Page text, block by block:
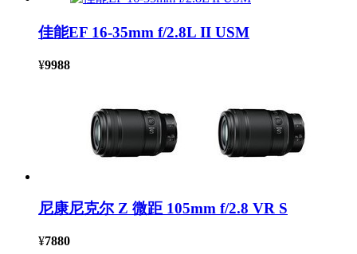
佳能EF 16-35mm f/2.8L II USM
¥9988
尼康尼克尔 Z 微距 105mm f/2.8 VR S
¥7880